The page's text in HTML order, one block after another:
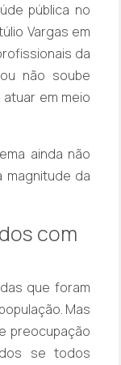
pública no
Vargas em
da
não soube
em meio
ainda não
magnitude da
com
que foram
Mas
preocupação
se todos